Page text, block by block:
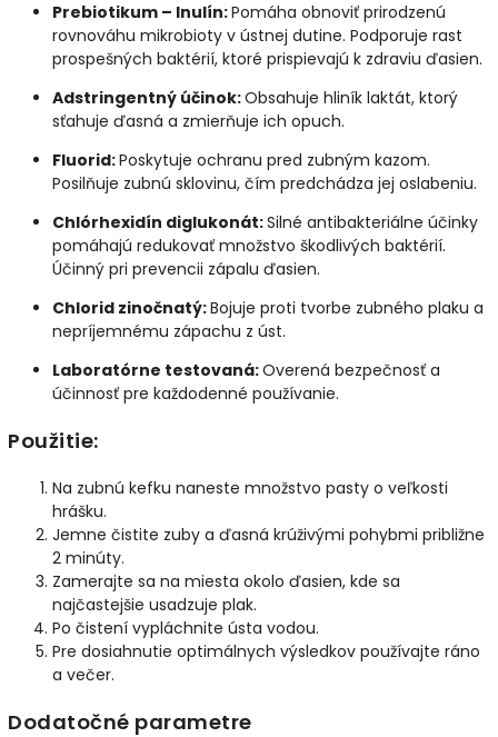
Prebiotikum – Inulín:Pomáha obnoviť prirodzenú
rovnováhu mikrobioty v ústnej dutine. Podporuje rast
prospešných baktérií, ktoré prispievajú k zdraviu ďasien.
Adstringentný účinok:Obsahuje hliník laktát, ktorý
sťahuje ďasná a zmierňuje ich opuch.
Fluorid:Poskytuje ochranu pred zubným kazom.
Posilňuje zubnú sklovinu, čím predchádza jej oslabeniu.
Chlórhexidín diglukonát:Silné antibakteriálne účinky
pomáhajú redukovať množstvo škodlivých baktérií.
Účinný pri prevencii zápalu ďasien.
Chlorid zinočnatý:Bojuje proti tvorbe zubného plaku a
nepríjemnému zápachu z úst.
Laboratórne testovaná:Overená bezpečnosť a
účinnosť pre každodenné používanie.
Použitie:
Na zubnú kefku naneste množstvo pasty o veľkosti
hrášku.
Jemne čistite zuby a ďasná krúživými pohybmi približne
2 minúty.
Zamerajte sa na miesta okolo ďasien, kde sa
najčastejšie usadzuje plak.
Po čistení vypláchnite ústa vodou.
Pre dosiahnutie optimálnych výsledkov používajte ráno
a večer.
Dodatočné parametre